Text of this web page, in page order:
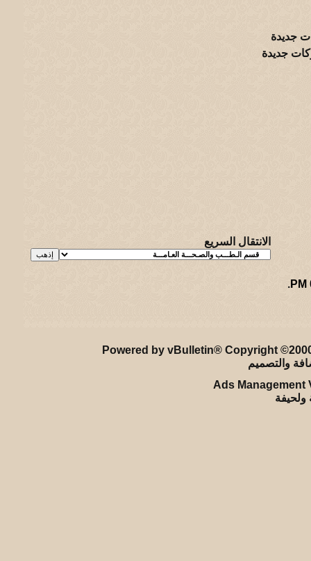
جديدة
جديدة
الانتقال السريع
.
Powered by vBulletin® Copyright
Ads Management
ولحيفة